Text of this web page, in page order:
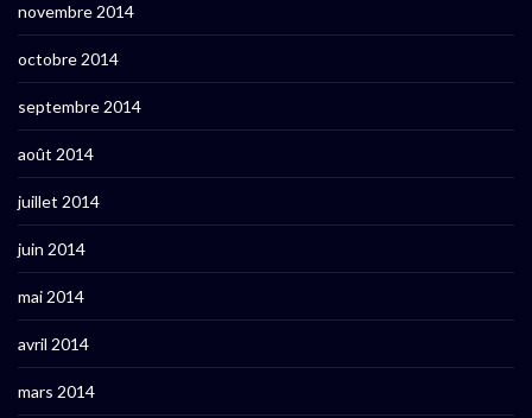
novembre 2014
octobre 2014
septembre 2014
août 2014
juillet 2014
juin 2014
mai 2014
avril 2014
mars 2014